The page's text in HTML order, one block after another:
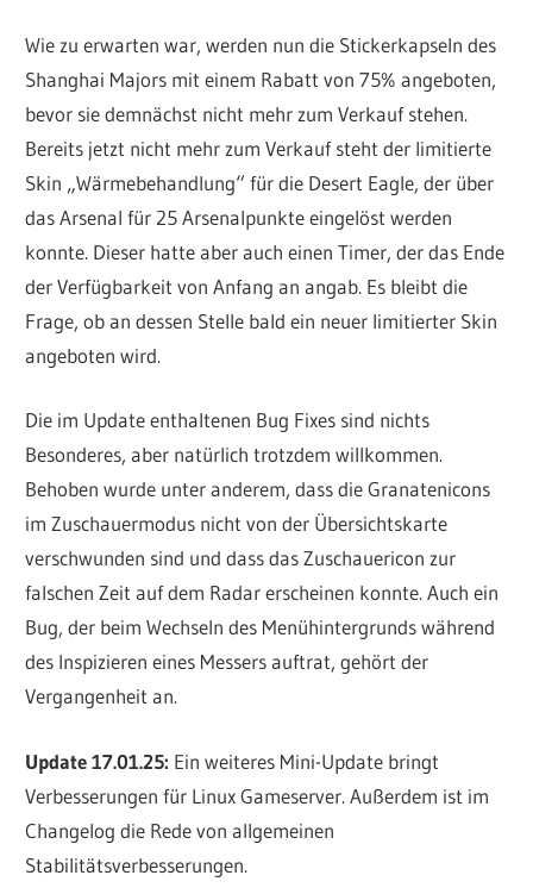
Wie zu erwarten war, werden nun die Stickerkapseln des
Shanghai Majors mit einem Rabatt von 75% angeboten,
bevor sie demnächst nicht mehr zum Verkauf stehen.
Bereits jetzt nicht mehr zum Verkauf steht der limitierte
Skin „Wärmebehandlung“ für die Desert Eagle, der über
das Arsenal für 25 Arsenalpunkte eingelöst werden
konnte. Dieser hatte aber auch einen Timer, der das Ende
der Verfügbarkeit von Anfang an angab. Es bleibt die
Frage, ob an dessen Stelle bald ein neuer limitierter Skin
angeboten wird.
Die im Update enthaltenen Bug Fixes sind nichts
Besonderes, aber natürlich trotzdem willkommen.
Behoben wurde unter anderem, dass die Granatenicons
im Zuschauermodus nicht von der Übersichtskarte
verschwunden sind und dass das Zuschauericon zur
falschen Zeit auf dem Radar erscheinen konnte. Auch ein
Bug, der beim Wechseln des Menühintergrunds während
des Inspizieren eines Messers auftrat, gehört der
Vergangenheit an.
Update 17.01.25: Ein weiteres Mini-Update bringt
Verbesserungen für Linux Gameserver. Außerdem ist im
Changelog die Rede von allgemeinen
Stabilitätsverbesserungen.